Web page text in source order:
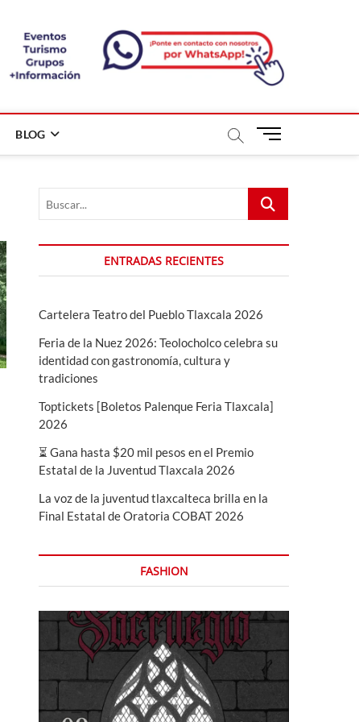
BLOG
B
ó
n
d
e
Buscar...
ENTRADAS RECIENTES
Cartelera Teatro del Pueblo Tlaxcala 2026
Feria de la Nuez 2026: Teolocholco celebra su
identidad con gastronomía, cultura y
tradiciones
Toptickets [Boletos Palenque Feria Tlaxcala]
2026
⏳ Gana hasta $20 mil pesos en el Premio
Estatal de la Juventud Tlaxcala 2026
La voz de la juventud tlaxcalteca brilla en la
Final Estatal de Oratoria COBAT 2026
FASHION